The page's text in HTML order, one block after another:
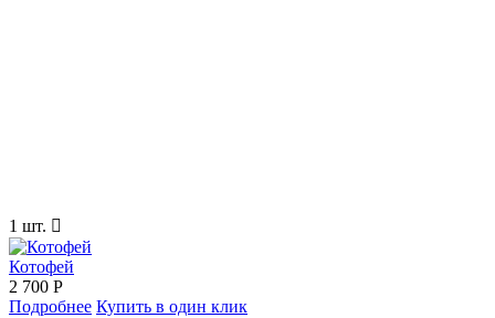
1 шт. 
Котофей
2 700 Р
Подробнее Купить в один клик